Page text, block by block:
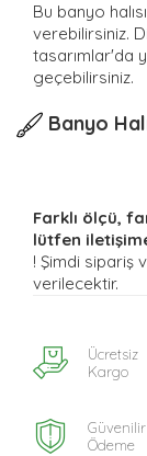
Bu banyo
verebilirsiniz.
tasarımlar'da
geçebilirsiniz.
Banyo
Farklı ölçü,
lütfen
! Şimdi sipariş
verilecektir.
Ücretsiz
Kargo
Güvenilir
Ödeme